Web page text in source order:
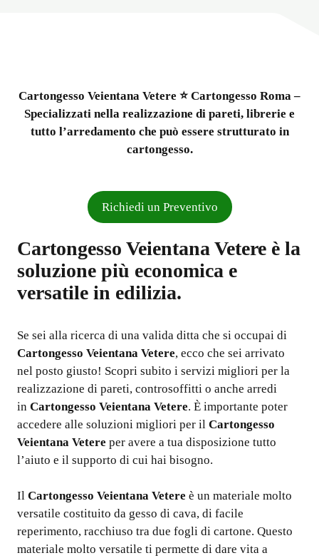
Cartongesso Veientana Vetere ⭐ Cartongesso Roma –
Specializzati nella realizzazione di pareti, librerie e
tutto l’arredamento che può essere strutturato in
cartongesso.
Richiedi un Preventivo
Cartongesso Veientana Vetere è la
soluzione più economica e
versatile in edilizia.
Se sei alla ricerca di una valida ditta che si occupai di
Cartongesso Veientana Vetere, ecco che sei arrivato
nel posto giusto! Scopri subito i servizi migliori per la
realizzazione di pareti, controsoffitti o anche arredi
in Cartongesso Veientana Vetere. È importante poter
accedere alle soluzioni migliori per il Cartongesso
Veientana Vetere per avere a tua disposizione tutto
l’aiuto e il supporto di cui hai bisogno.
Il Cartongesso Veientana Vetere è un materiale molto
versatile costituito da gesso di cava, di facile
reperimento, racchiuso tra due fogli di cartone. Questo
materiale molto versatile ti permette di dare vita a